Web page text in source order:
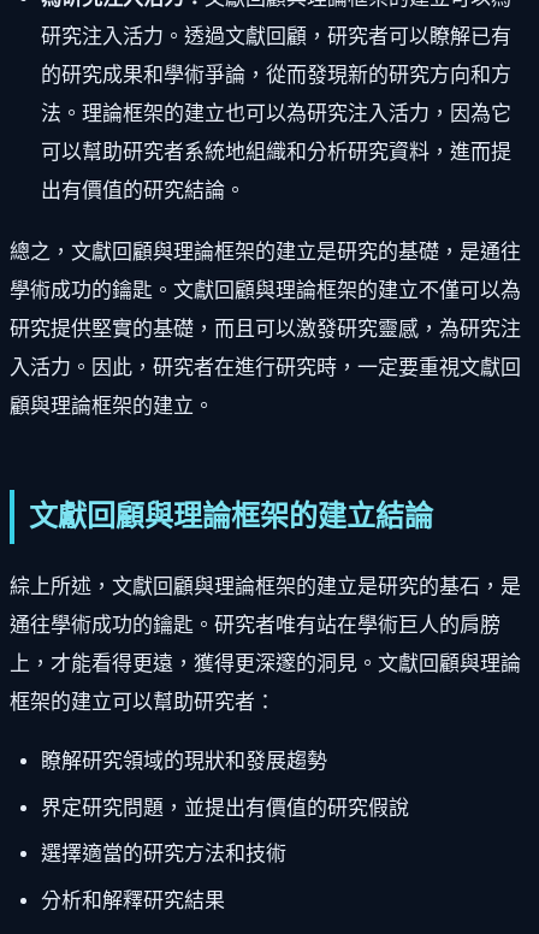
研究注入活力。透過文獻回顧，研究者可以瞭解已有
的研究成果和學術爭論，從而發現新的研究方向和方
法。理論框架的建立也可以為研究注入活力，因為它
可以幫助研究者系統地組織和分析研究資料，進而提
出有價值的研究結論。
總之，文獻回顧與理論框架的建立是研究的基礎，是通往
學術成功的鑰匙。文獻回顧與理論框架的建立不僅可以為
研究提供堅實的基礎，而且可以激發研究靈感，為研究注
入活力。因此，研究者在進行研究時，一定要重視文獻回
顧與理論框架的建立。
文獻回顧與理論框架的建立結論
綜上所述，文獻回顧與理論框架的建立是研究的基石，是
通往學術成功的鑰匙。研究者唯有站在學術巨人的肩膀
上，才能看得更遠，獲得更深邃的洞見。文獻回顧與理論
框架的建立可以幫助研究者：
瞭解研究領域的現狀和發展趨勢
界定研究問題，並提出有價值的研究假說
選擇適當的研究方法和技術
分析和解釋研究結果